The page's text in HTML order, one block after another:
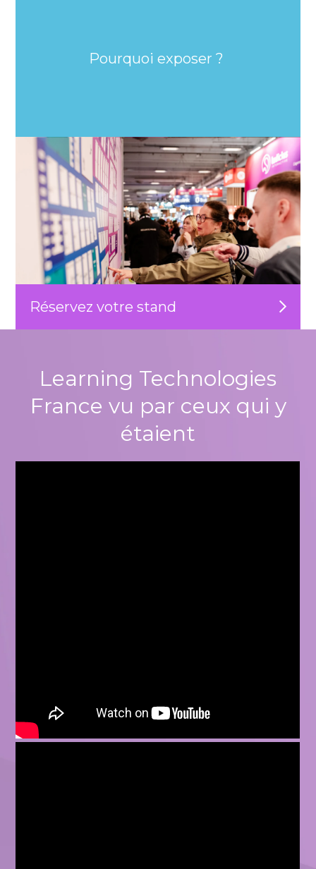
Pourquoi exposer ?
Réservez votre stand
Learning Technologies
France vu par ceux qui y
étaient